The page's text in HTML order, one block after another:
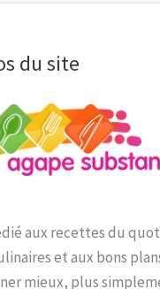
du site
aux recettes du
et aux bons
mieux, plus